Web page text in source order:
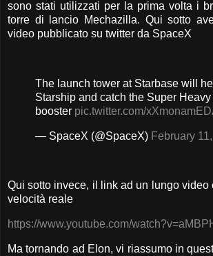
sono stati utilizzati per la prima volta i
torre di lancio Mechazilla. Qui sotto
video pubblicato su twitter da SpaceX
The launch tower at Starbase will
Starship and catch the Super
booster pic.twitter.com/
— SpaceX (@SpaceX) February
Qui sotto invece, il link ad un lungo video
velocità reale
https://www.youtube.com/
Ma tornando ad Elon, vi riassumo in